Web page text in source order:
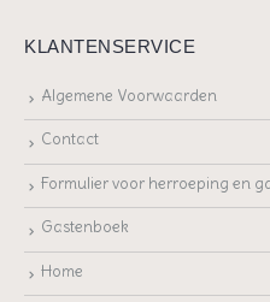
KLANTENSERVICE
Algemene Voorwaarden
Contact
Formulier voor herroeping en
Gastenboek
Home